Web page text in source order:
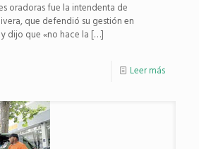
oradoras fue la intendenta de
que defendió su gestión en
dijo que «no hace la […]
Leer más